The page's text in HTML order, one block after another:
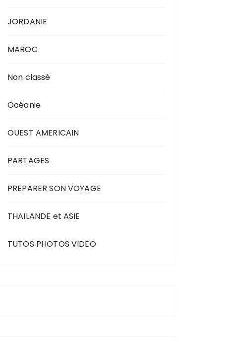
JORDANIE
MAROC
Non classé
Océanie
OUEST AMERICAIN
PARTAGES
PREPARER SON VOYAGE
THAILANDE et ASIE
TUTOS PHOTOS VIDEO